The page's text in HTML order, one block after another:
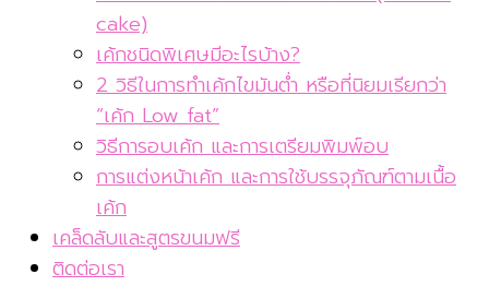
cake)
เค้กชนิดพิเศษมีอะไรบ้าง?
2 วิธีในการทำเค้กไขมันต่ำ หรือที่นิยมเรียกว่า
“เค้ก Low fat”
วิธีการอบเค้ก และการเตรียมพิมพ์อบ
การแต่งหน้าเค้ก และการใช้บรรจุภัณฑ์ตามเนื้อ
เค้ก
เคล็ดลับและสูตรขนมฟรี
ติดต่อเรา